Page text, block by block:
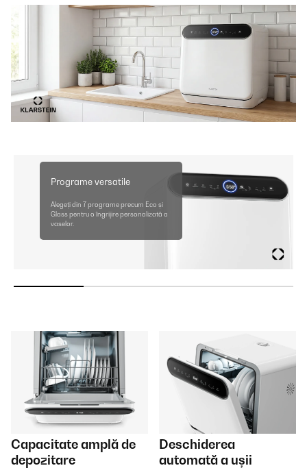
Programe versatile
Alegeți din 7 programe precum Eco și
Glass pentru o îngrijire personalizată a
vaselor.
Capacitate amplă de
depozitare
Deschiderea
automată a ușii